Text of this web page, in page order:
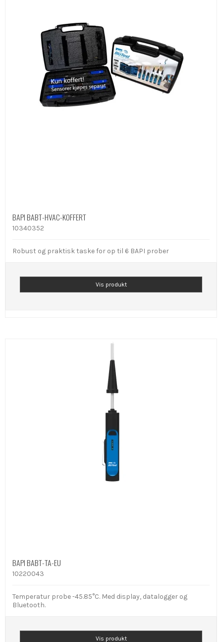
BAPI BABT-HVAC-KOFFERT
10340352
Robust og praktisk taske for op til 6 BAPI prober
Vis produkt
BAPI BABT-TA-EU
10220043
Temperatur probe -45.85°C. Med display, datalogger og
Bluetooth.
Vis produkt